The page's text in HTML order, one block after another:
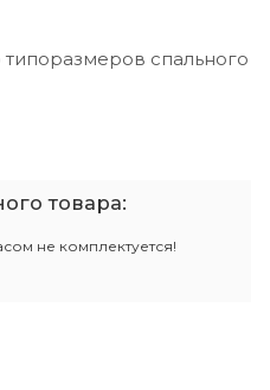
спального
товара:
не комплектуется!